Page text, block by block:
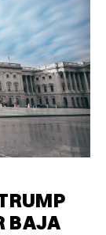
BAJA